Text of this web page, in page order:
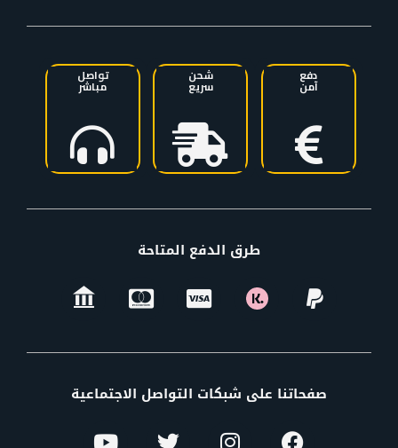
دفع
آمن
شحن
سريع
تواصل
مباشر
طرق الدفع المتاحة
صفحاتنا على شبكات التواصل الاجتماعية